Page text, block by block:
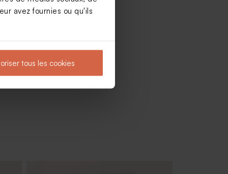
avez fournies ou qu'ils
tous les cookies